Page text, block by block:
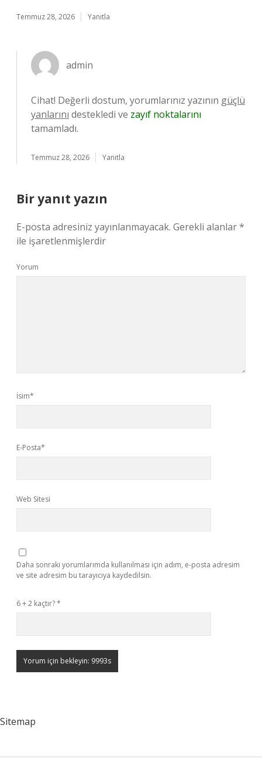
Temmuz 28, 2026 Yanıtla
admin
Cihat! Değerli dostum, yorumlarınız yazının güçlü
yanlarını destekledi ve zayıf noktalarını
tamamladı.
Temmuz 28, 2026 Yanıtla
Bir yanıt yazın
E-posta adresiniz yayınlanmayacak. Gerekli alanlar*
ile işaretlenmişlerdir
Yorum
İsim*
E-Posta*
Web Sitesi
Daha sonraki yorumlarımda kullanılması için adım, e-posta adresim
ve site adresim bu tarayıcıya kaydedilsin.
6 + 2 kaçtır?*
Sitemap